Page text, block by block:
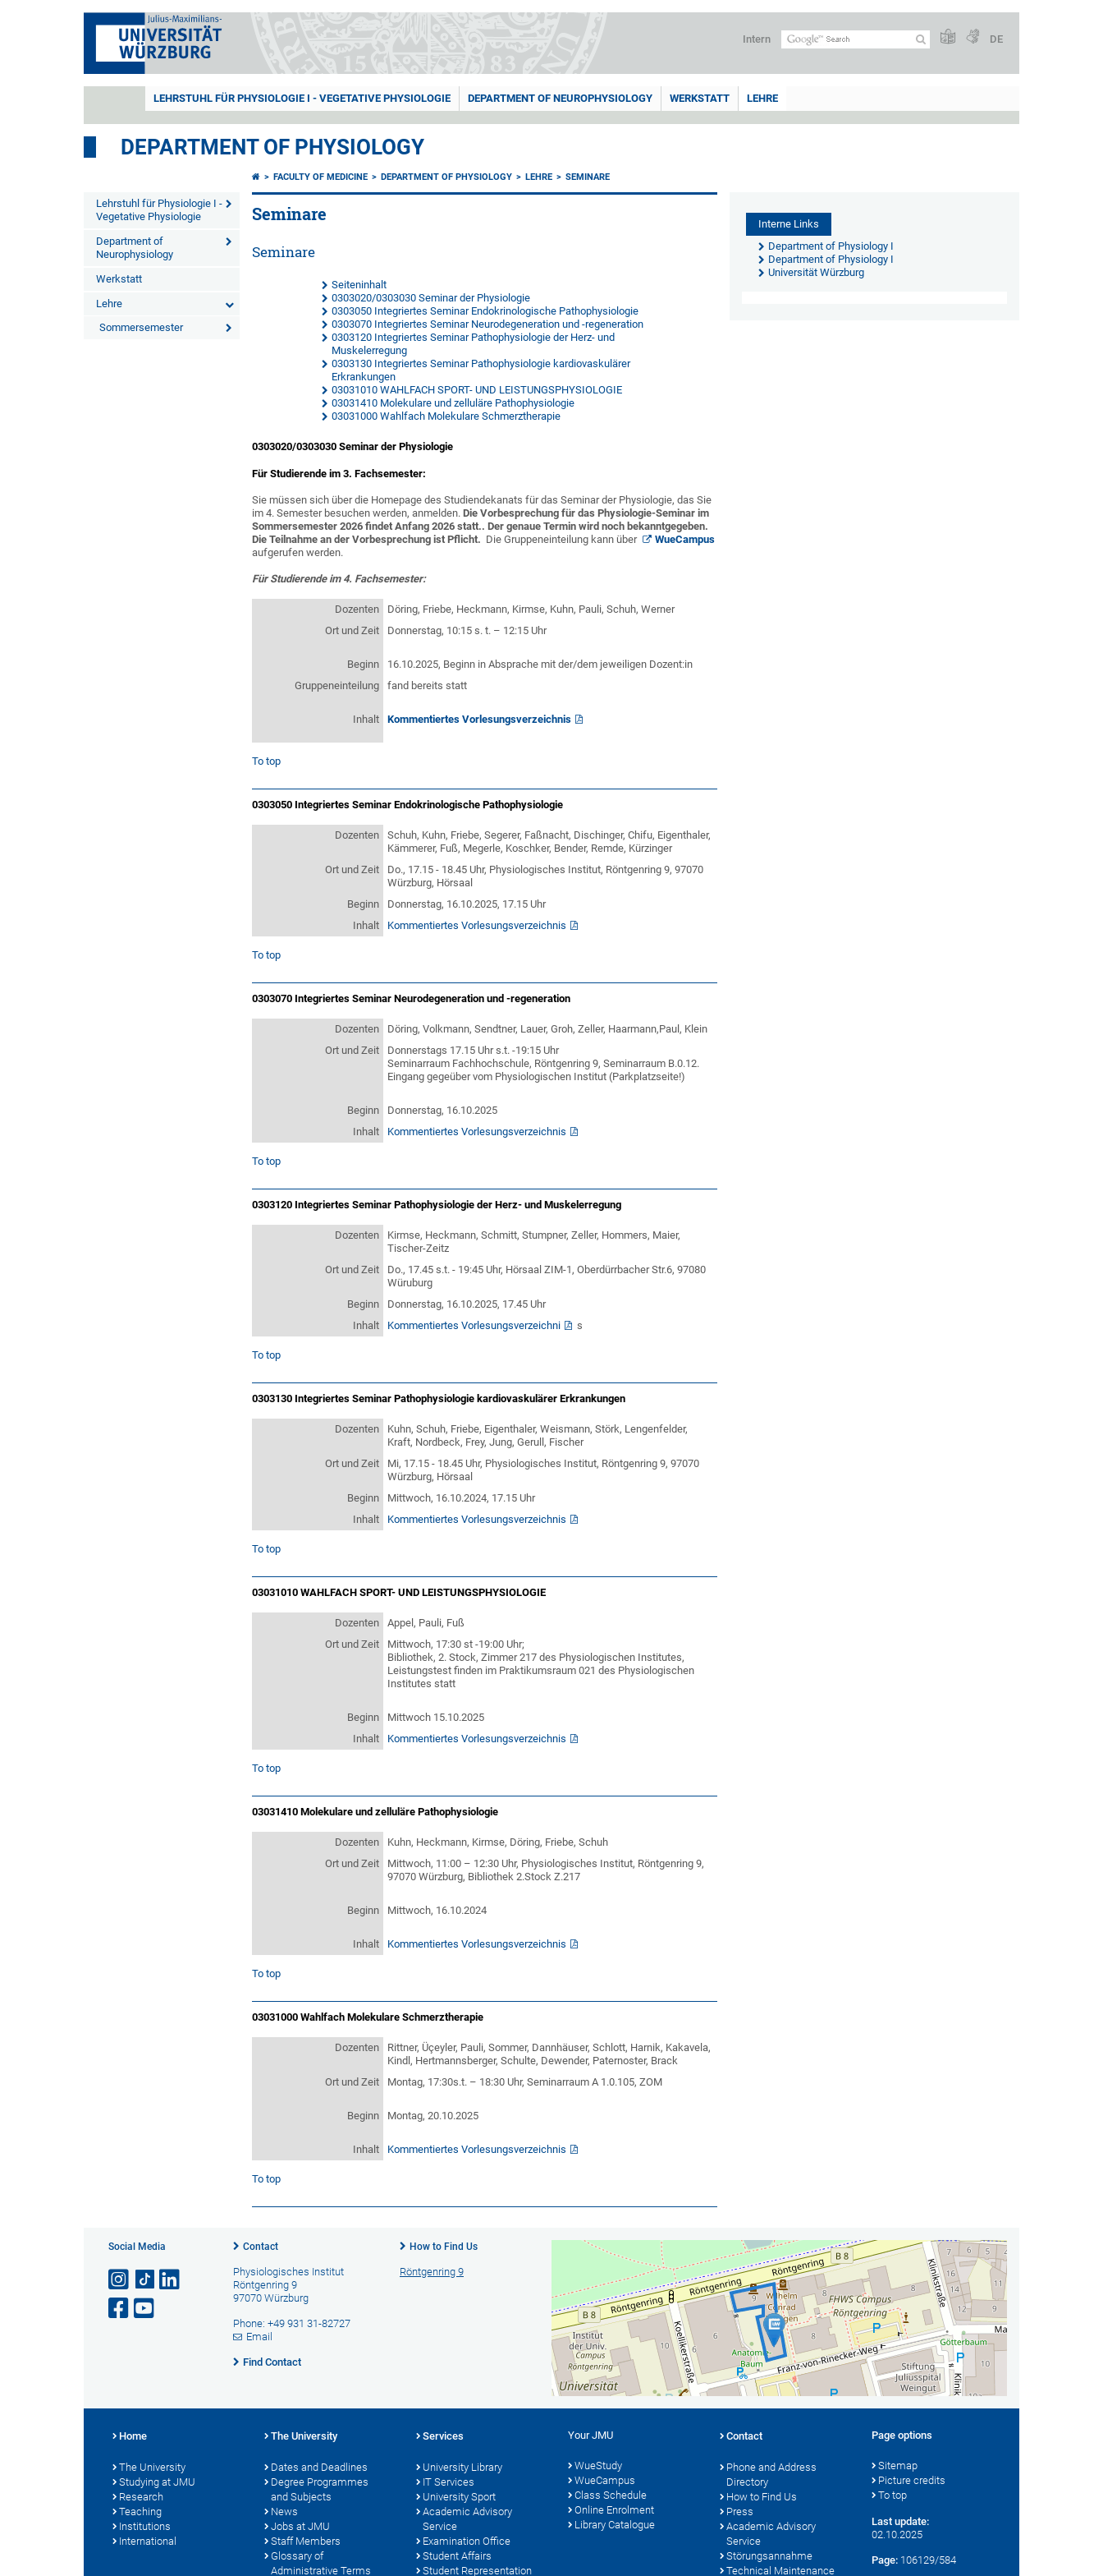
Intern DE
LEHRSTUHL FÜR PHYSIOLOGIE I - VEGETATIVE PHYSIOLOGIE DEPARTMENT OF NEUROPHYSIOLOGY WERKSTATT LEHRE
DEPARTMENT OF PHYSIOLOGY
Lehrstuhl für Physiologie I -
Vegetative Physiologie
Department of
Neurophysiology
Werkstatt
Lehre
Sommersemester
FACULTY OF MEDICINE DEPARTMENT OF PHYSIOLOGY LEHRE SEMINARE
Seminare
Seminare
Seiteninhalt
0303020/0303030 Seminar der Physiologie
0303050 Integriertes Seminar Endokrinologische Pathophysiologie
0303070 Integriertes Seminar Neurodegeneration und -regeneration
0303120 Integriertes Seminar Pathophysiologie der Herz- und
Muskelerregung
0303130 Integriertes Seminar Pathophysiologie kardiovaskulärer
Erkrankungen
03031010 WAHLFACH SPORT- UND LEISTUNGSPHYSIOLOGIE
03031410 Molekulare und zelluläre Pathophysiologie
03031000 Wahlfach Molekulare Schmerztherapie
0303020/0303030 Seminar der Physiologie
Für Studierende im 3. Fachsemester:
Sie müssen sich über die Homepage des Studiendekanats für das Seminar der Physiologie, das Sie
im 4. Semester besuchen werden, anmelden.Die Vorbesprechung für das Physiologie-Seminar im
Sommersemester2026 findet Anfang 2026 statt.. Der genaue Termin wird noch bekanntgegeben.
Die Teilnahme an der Vorbesprechung ist Pflicht. Die Gruppeneinteilung kann über
WueCampus
aufgerufen werden.
Für Studierende im 4. Fachsemester:
Dozenten
Döring, Friebe, Heckmann, Kirmse, Kuhn, Pauli, Schuh, Werner
Ort und Zeit
Donnerstag, 10:15 s. t. – 12:15 Uhr
Beginn
16.10.2025, Beginn in Absprache mit der/dem jeweiligen Dozent:in
Gruppeneinteilung
fand bereits statt
Inhalt Kommentiertes Vorlesungsverzeichnis
To top
0303050 Integriertes Seminar Endokrinologische Pathophysiologie
Dozenten
Schuh, Kuhn, Friebe, Segerer, Faßnacht, Dischinger, Chifu, Eigenthaler,
Kämmerer, Fuß, Megerle, Koschker, Bender, Remde, Kürzinger
Ort und Zeit
Do., 17.15 - 18.45 Uhr, Physiologisches Institut, Röntgenring 9, 97070
Würzburg, Hörsaal
Beginn
Donnerstag, 16.10.2025, 17.15 Uhr
Inhalt
Kommentiertes Vorlesungsverzeichnis
To top
0303070 Integriertes Seminar Neurodegeneration und -regeneration
Dozenten
Döring, Volkmann, Sendtner, Lauer, Groh, Zeller, Haarmann,Paul, Klein
Ort und Zeit
Donnerstags 17.15 Uhr s.t. -19:15 Uhr
Seminarraum Fachhochschule, Röntgenring 9, Seminarraum B.0.12.
Eingang gegeüber vom Physiologischen Institut (Parkplatzseite!)
Beginn
Donnerstag, 16.10.2025
Inhalt
Kommentiertes Vorlesungsverzeichnis
To top
0303120 Integriertes Seminar Pathophysiologie der Herz- und Muskelerregung
Dozenten
Kirmse, Heckmann, Schmitt, Stumpner, Zeller, Hommers, Maier,
Tischer-Zeitz
Ort und Zeit
Do., 17.45 s.t. - 19:45 Uhr, Hörsaal ZIM-1, Oberdürrbacher Str.6, 97080
Würuburg
Beginn
Donnerstag, 16.10.2025, 17.45 Uhr
Inhalt
Kommentiertes Vorlesungsverzeichni s
To top
0303130 Integriertes Seminar Pathophysiologie kardiovaskulärer Erkrankungen
Dozenten
Kuhn, Schuh, Friebe, Eigenthaler, Weismann, Störk, Lengenfelder,
Kraft, Nordbeck, Frey, Jung, Gerull, Fischer
Ort und Zeit
Mi, 17.15 - 18.45 Uhr, Physiologisches Institut, Röntgenring 9, 97070
Würzburg, Hörsaal
Beginn
Mittwoch, 16.10.2024, 17.15 Uhr
Inhalt
Kommentiertes Vorlesungsverzeichnis
To top
03031010 WAHLFACH SPORT- UND LEISTUNGSPHYSIOLOGIE
Dozenten
Appel, Pauli, Fuß
Ort und Zeit
Mittwoch, 17:30 st -19:00 Uhr;
Bibliothek, 2. Stock, Zimmer 217 des Physiologischen Institutes,
Leistungstest finden im Praktikumsraum 021 des Physiologischen
Institutes statt
Beginn
Mittwoch 15.10.2025
Inhalt
Kommentiertes Vorlesungsverzeichnis
To top
03031410 Molekulare und zelluläre Pathophysiologie
Dozenten
Kuhn, Heckmann, Kirmse, Döring, Friebe, Schuh
Ort und Zeit
Mittwoch, 11:00 – 12:30 Uhr, Physiologisches Institut, Röntgenring 9,
97070 Würzburg, Bibliothek 2.Stock Z.217
Beginn Mittwoch, 16.10.2024
Inhalt Kommentiertes Vorlesungsverzeichnis
To top
03031000 Wahlfach Molekulare Schmerztherapie
Dozenten
Rittner, Üçeyler, Pauli, Sommer, Dannhäuser, Schlott, Harnik, Kakavela,
Kindl, Hertmannsberger, Schulte, Dewender, Paternoster, Brack
Ort und Zeit
Montag, 17:30s.t. – 18:30 Uhr, Seminarraum A 1.0.105, ZOM
Beginn Montag, 20.10.2025
Inhalt Kommentiertes Vorlesungsverzeichnis
To top
Interne Links
Department of Physiology I
Department of Physiology I
Universität Würzburg
Social Media Contact
Physiologisches Institut
Röntgenring 9
97070 Würzburg
Phone: +49 931 31-82727
Email
Find Contact
How to Find Us
Röntgenring 9
Home
The University
Studying at JMU
Research
Teaching
Institutions
International
The University
Dates and Deadlines
Degree Programmes
and Subjects
News
Jobs at JMU
Staff Members
Glossary of
Administrative Terms
Services
University Library
IT Services
University Sport
Academic Advisory
Service
Examination Office
Student Affairs
Student Representation
Your JMU
WueStudy
WueCampus
Class Schedule
Online Enrolment
Library Catalogue
Contact
Phone and Address
Directory
How to Find Us
Press
Academic Advisory
Service
Störungsannahme
Technical Maintenance
Page options
Sitemap
Picture credits
To top
Last update:
02.10.2025
Page: 106129/584